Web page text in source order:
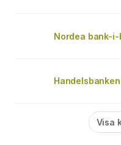
Nordea bank-
Visa